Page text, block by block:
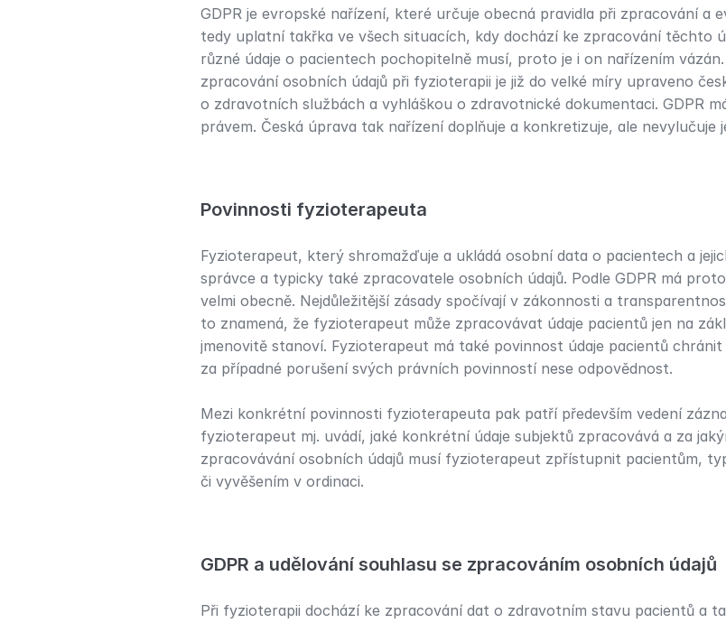
GDPR je evropské nařízení, které určuje obecná pravidla při zpracování a
tedy uplatní takřka ve všech situacích, kdy dochází ke zpracování těchto
různé údaje o pacientech pochopitelně musí, proto je i on nařízením
zpracování osobních údajů při fyzioterapii je již do velké míry upraveno
o zdravotních službách a vyhláškou o zdravotnické dokumentaci. GDPR
právem. Česká úprava tak nařízení doplňuje a konkretizuje, ale nevylučuje
Povinnosti fyzioterapeuta
Fyzioterapeut, který shromažďuje a ukládá osobní data o pacientech a
správce a typicky také zpracovatele osobních údajů. Podle GDPR má
velmi obecně. Nejdůležitější zásady spočívají v zákonnosti a
to znamená, že fyzioterapeut může zpracovávat údaje pacientů jen na
jmenovitě stanoví. Fyzioterapeut má také povinnost údaje pacientů
za případné porušení svých právních povinností nese odpovědnost.
Mezi konkrétní povinnosti fyzioterapeuta pak patří především vedení
fyzioterapeut mj. uvádí, jaké konkrétní údaje subjektů zpracovává a za
zpracovávání osobních údajů musí fyzioterapeut zpřístupnit pacientům,
či vyvěšením v ordinaci.
GDPR a udělování souhlasu se zpracováním osobních údajů
Při fyzioterapii dochází ke zpracování dat o zdravotním stavu pacientů a